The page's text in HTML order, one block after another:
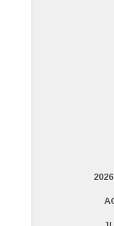
2026